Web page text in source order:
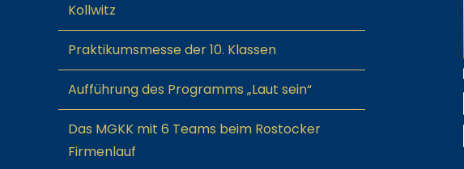
Kollwitz
Praktikumsmesse der 10. Klassen
Aufführung des Programms „Laut sein“
Das MGKK mit 6 Teams beim Rostocker
Firmenlauf